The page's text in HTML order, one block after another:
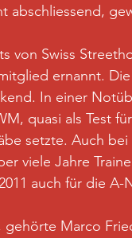
abschliessend,
von Swiss
ernannt.
In einer
quasi als Test
setzte. Auch
viele Jahre
auch für die A-
gehörte Marco